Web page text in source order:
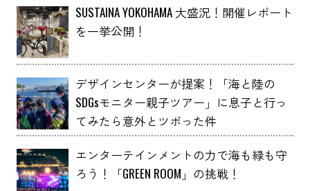
SUSTAINA YOKOHAMA 大盛況！開催レポート
を一挙公開！
デザインセンターが提案！「海と陸の
SDGsモニター親子ツアー」に息子と行っ
てみたら意外とツボった件
エンターテインメントの力で海も緑も守
ろう！「GREEN ROOM」の挑戦！